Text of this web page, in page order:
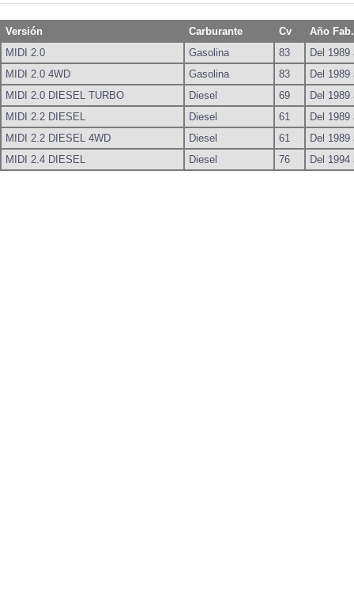
Versión Carburante Cv
Año Fab.
MIDI 2.0
Gasolina 83
Del 1989
MIDI 2.0 4WD
Gasolina 83
Del 1989
MIDI 2.0 DIESEL TURBO
Diesel 69
Del 1989
MIDI 2.2 DIESEL
Diesel 61
Del 1989
MIDI 2.2 DIESEL 4WD
Diesel 61
Del 1989
MIDI 2.4 DIESEL
Diesel 76 Del 1994